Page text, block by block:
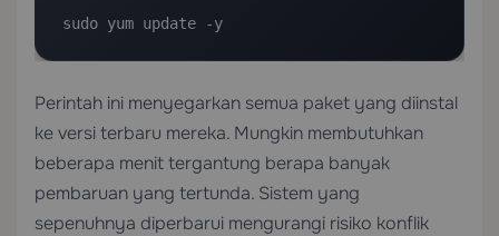
sudo yum update -y
Perintah ini menyegarkan semua paket yang diinstal
ke versi terbaru mereka. Mungkin membutuhkan
beberapa menit tergantung berapa banyak
pembaruan yang tertunda. Sistem yang
sepenuhnya diperbarui mengurangi risiko konflik